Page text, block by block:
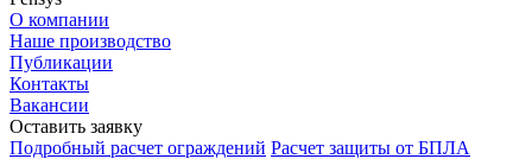
О компании
Наше производство
Публикации
Контакты
Вакансии
Оставить заявку
Подробный расчет ограждений Расчет защиты от БПЛА